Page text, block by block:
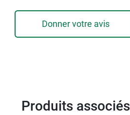
Donner votre avis
Produits associés